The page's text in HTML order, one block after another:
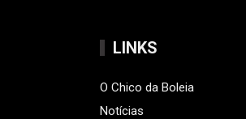
LINKS
O Chico da Boleia
Notícias